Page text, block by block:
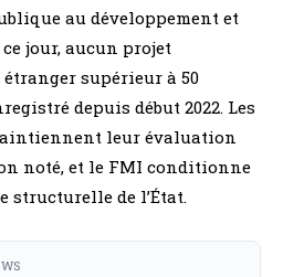
au développement et
jour, aucun projet
supérieur à 50
depuis début 2022. Les
leur évaluation
noté, et le FMI conditionne
structurelle de l’État.